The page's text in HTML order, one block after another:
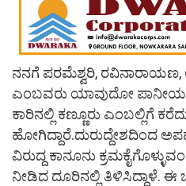
ನನಗೆ ಪರಮೆಶ್ವರಿ,
ಎಂಬವರು ಯಾವುದೋ
ಕಾರಿನಲ್ಲಿ ಕಣ್ಣೂರು ಎಂಬಲ್ಲಿಗೆ
ಹೋಗಿದ್ದಾರೆ.ದುರುದ್ದೇಶದಿಂದ
ವಿರುದ್ದ ಕಾನೂನು
ನೀಡಿದ ದೂರಿನಲ್ಲಿ ತಿಳಿಸಿದ್ದಾಳೆ. ಈ